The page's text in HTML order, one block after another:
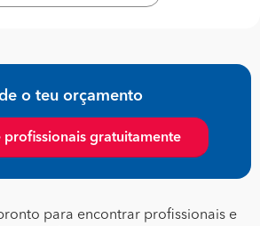
o teu orçamento
profissionais gratuitamente
para encontrar profissionais e